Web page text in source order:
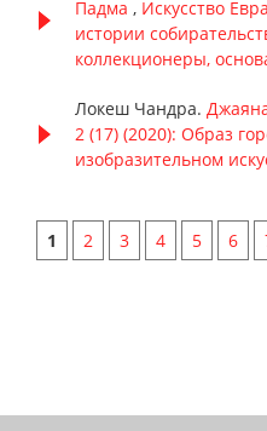
Падма , Искусство
истории
коллекционеры,
Локеш Чандра.
2 (17) (2020): Образ
изобразительном
1 2 3 4 5 6